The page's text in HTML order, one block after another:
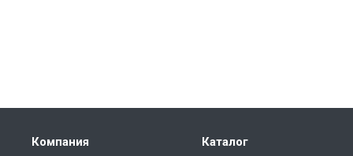
Компания Каталог